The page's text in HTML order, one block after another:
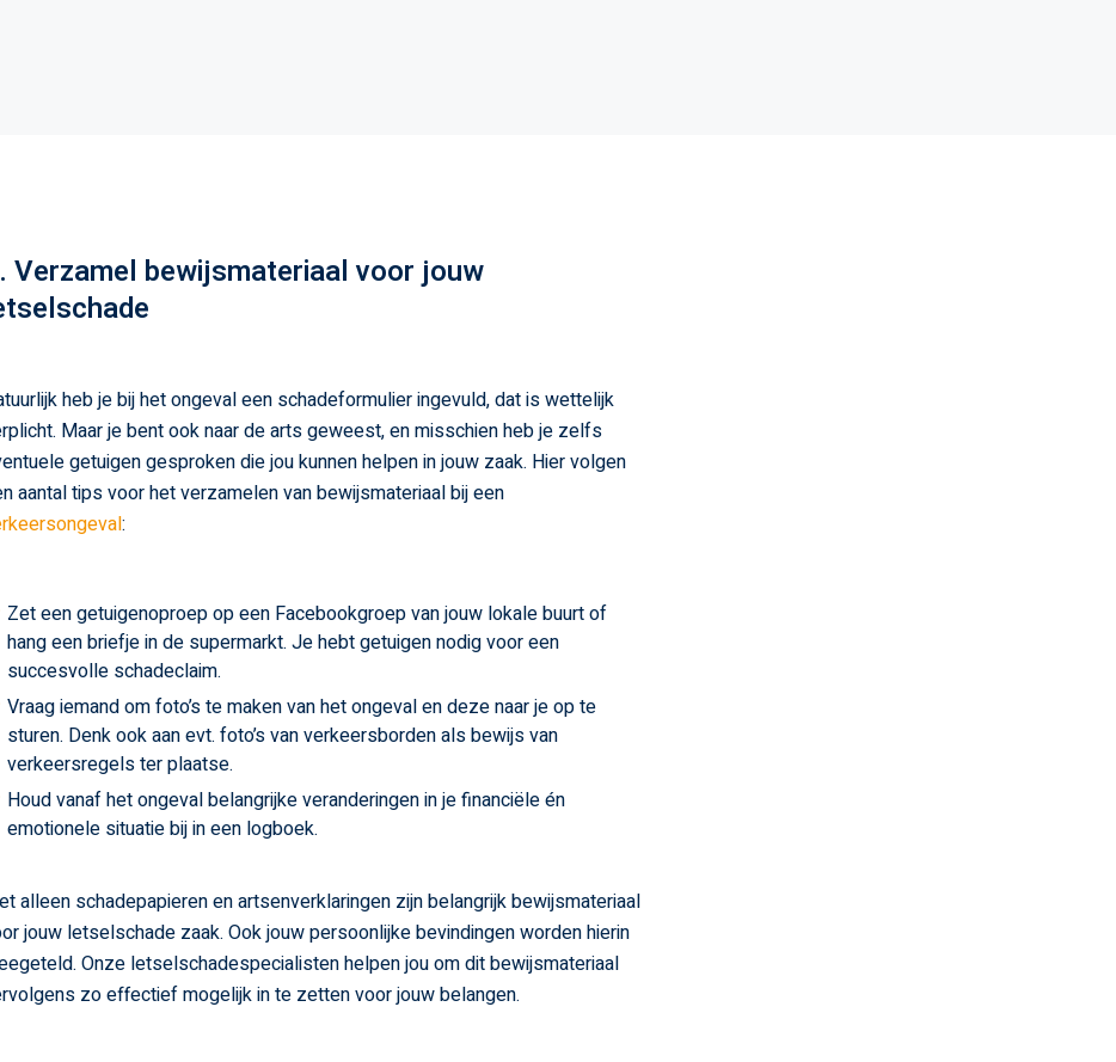
Verzamel bewijsmateriaal voor jouw
heb je bij het ongeval een schadeformulier ingevuld, dat is wettelijk
Maar je bent ook naar de arts geweest, en misschien heb je zelfs
getuigen gesproken die jou kunnen helpen in jouw zaak. Hier volgen
aantal tips voor het verzamelen van bewijsmateriaal bij een
:
Zet een getuigenoproep op een Facebookgroep van jouw lokale buurt of
hang een briefje in de supermarkt. Je hebt getuigen nodig voor een
succesvolle schadeclaim.
Vraag iemand om foto’s te maken van het ongeval en deze naar je op te
sturen. Denk ook aan evt. foto’s van verkeersborden als bewijs van
verkeersregels ter plaatse.
Houd vanaf het ongeval belangrijke veranderingen in je financiële én
emotionele situatie bij in een logboek.
alleen schadepapieren en artsenverklaringen zijn belangrijk bewijsmateriaal
jouw letselschade zaak. Ook jouw persoonlijke bevindingen worden hierin
Onze letselschadespecialisten helpen jou om dit bewijsmateriaal
zo effectief mogelijk in te zetten voor jouw belangen.